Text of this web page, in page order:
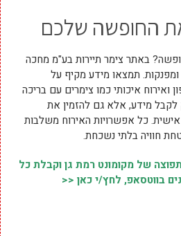
החופשה שלכם
באתר צימר תיירות בע"מ מחכה
ומפנקות. תמצאו מידע מקיף על
ואירוח איכותי כמו צימרים עם בריכה
מידע, אלא גם להזמין את
כל אפשרויות האירוח משלבות
חוויה בלתי נשכחת.
של מקומונט רמת גן וקבלת כל
בווטסאפ, לחץ/י כאן <<